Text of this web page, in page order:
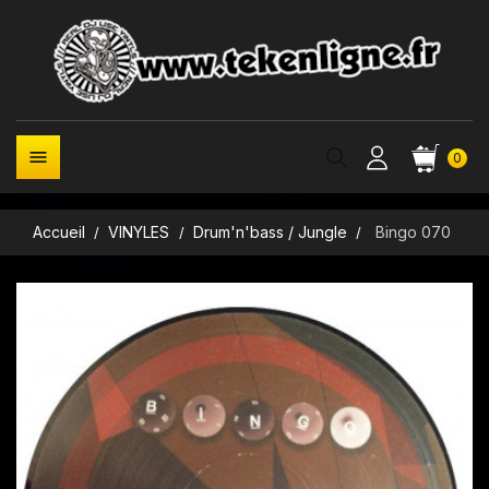
0

Accueil VINYLES Drum'n'bass / Jungle Bingo 070